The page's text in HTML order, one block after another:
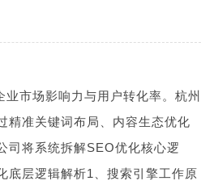
市场影响力与用户转化率。杭州
精准关键词布局、内容生态优化
司将系统拆解SEO优化核心逻
底层逻辑解析1、搜索引擎工作原